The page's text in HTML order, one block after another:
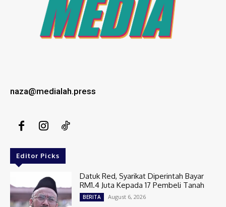
naza@medialah.press
Editor Picks
Datuk Red, Syarikat Diperintah Bayar
RM1.4 Juta Kepada 17 Pembeli Tanah
BERITA August 6, 2026